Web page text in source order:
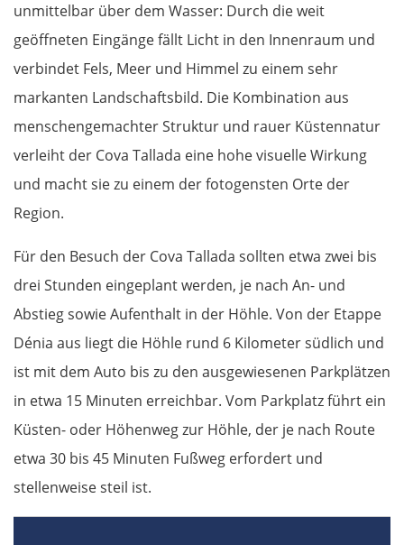
unmittelbar über dem Wasser: Durch die weit
geöffneten Eingänge fällt Licht in den Innenraum und
verbindet Fels, Meer und Himmel zu einem sehr
markanten Landschaftsbild. Die Kombination aus
menschengemachter Struktur und rauer Küstennatur
verleiht der Cova Tallada eine hohe visuelle Wirkung
und macht sie zu einem der fotogensten Orte der
Region.
Für den Besuch der Cova Tallada sollten etwa zwei bis
drei Stunden eingeplant werden, je nach An- und
Abstieg sowie Aufenthalt in der Höhle. Von der Etappe
Dénia aus liegt die Höhle rund 6 Kilometer südlich und
ist mit dem Auto bis zu den ausgewiesenen Parkplätzen
in etwa 15 Minuten erreichbar. Vom Parkplatz führt ein
Küsten- oder Höhenweg zur Höhle, der je nach Route
etwa 30 bis 45 Minuten Fußweg erfordert und
stellenweise steil ist.
Timișoara
Arad
Ungarn Süd
Szeged
Mohács
Osijek
Virovitica
Zagreb